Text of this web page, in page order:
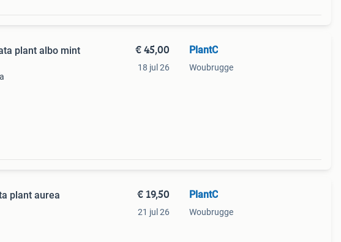
plant albo mint
€ 45,00
18 jul 26
PlantC
Woubrugge
plant aurea
€ 19,50
21 jul 26
PlantC
Woubrugge